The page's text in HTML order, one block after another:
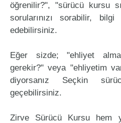
öğrenilir?", "sürücü kursu
sorularınızı sorabilir,
edebilirsiniz.
Eğer sizde; "ehliyet
gerekir?" veya "ehliyetim
diyorsanız Seçkin
geçebilirsiniz.
Zirve Sürücü Kursu hem